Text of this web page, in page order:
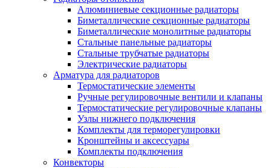
Алюминиевые секционные радиаторы
Биметаллические секционные радиаторы
Биметаллические монолитные радиаторы
Стальные панельные радиаторы
Стальные трубчатые радиаторы
Электрические радиаторы
Арматура для радиаторов
Термостатические элементы
Ручные регулировочные вентили и клапаны
Термостатические регулировочные клапаны
Узлы нижнего подключения
Комплекты для терморегулировки
Кронштейны и аксессуары
Комплекты подключения
Конвекторы